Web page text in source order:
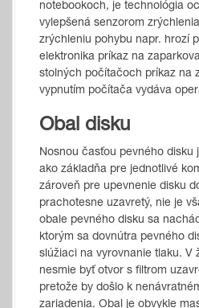
notebookoch, je technológia
vylepšená senzorom
zrýchleniu pohybu napr. hrozí
elektronika príkaz na
stolných počítačoch príkaz na
vypnutím počítača vydáva
Obal disku
Nosnou časťou pevného disku
ako základňa pre jednotlivé
zároveň pre upevnenie disku
prachotesne uzavretý, nie je
obale pevného disku sa
ktorým sa dovnútra pevného
slúžiaci na vyrovnanie tlaku. V
nesmie byť otvor s filtrom
pretože by došlo k
zariadenia. Obal je obvykle